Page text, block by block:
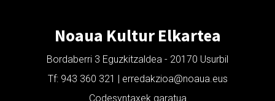
Noaua Kultur Elkartea
Bordaberri 3 Eguzkitzaldea - 20170 Usurbil
Tf: 943 360 321 | erredakzioa@noaua.eus
Codesyntaxek garatua